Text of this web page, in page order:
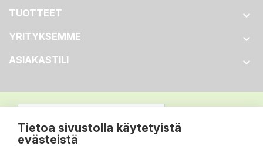
Tietoa sivustolla käytetyistä
evästeistä
TUOTTEET 
YRITYKSEMME 
ASIAKASTILI 